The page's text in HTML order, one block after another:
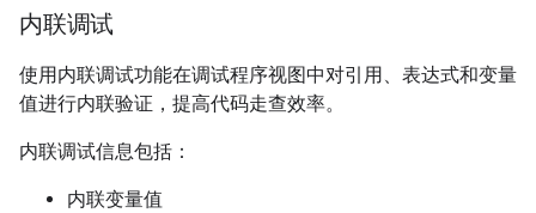
内联调试
使用内联调试功能在调试程序视图中对引用、表达式和变量
值进行内联验证，提高代码走查效率。
内联调试信息包括：
内联变量值